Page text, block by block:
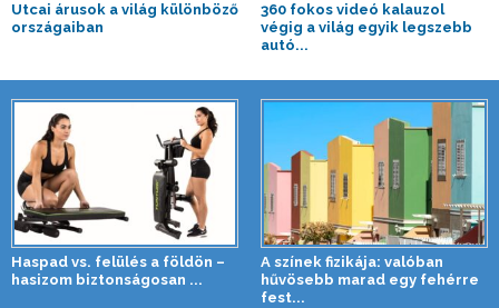
Utcai árusok a világ különböző
országaiban
360 fokos videó kalauzol
végig a világ egyik legszebb
autó...
Haspad vs. felülés a földön –
hasizom biztonságosan ...
A színek fizikája: valóban
hűvösebb marad egy fehérre
fest...